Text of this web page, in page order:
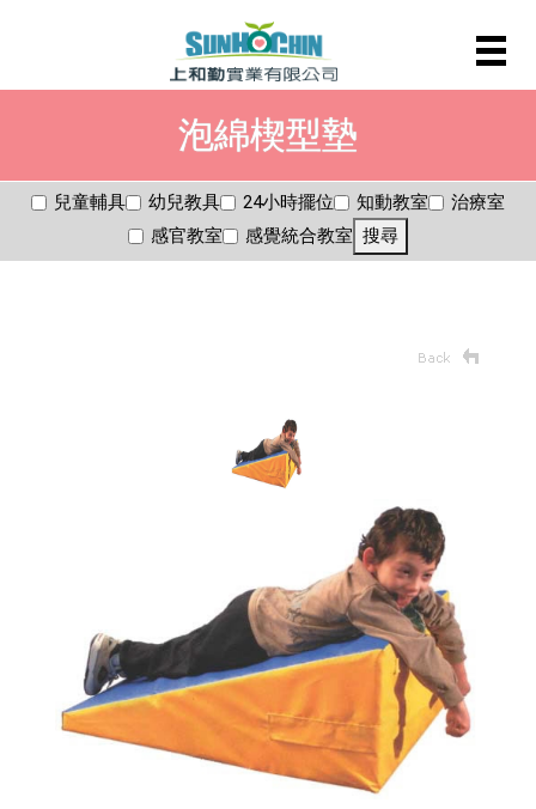
泡綿楔型墊
兒童輔具 幼兒教具 24小時擺位 知動教室
治療室
感官教室
感覺統合教室 搜尋